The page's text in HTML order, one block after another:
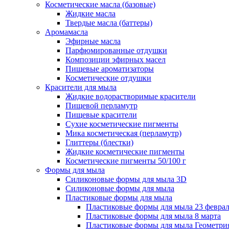
Косметические масла (базовые)
Жидкие масла
Твердые масла (баттеры)
Аромамасла
Эфирные масла
Парфюмированные отдушки
Композиции эфирных масел
Пищевые ароматизаторы
Косметические отдушки
Красители для мыла
Жидкие водорастворимые красители
Пищевой перламутр
Пищевые красители
Сухие косметические пигменты
Мика косметическая (перламутр)
Глиттеры (блестки)
Жидкие косметические пигменты
Косметические пигменты 50/100 г
Формы для мыла
Силиконовые формы для мыла 3D
Силиконовые формы для мыла
Пластиковые формы для мыла
Пластиковые формы для мыла 23
Пластиковые формы для мыла 8 марта
Пластиковые формы для мыла